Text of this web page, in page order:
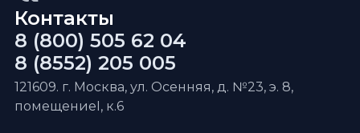
Контакты
8 (800) 505 62 04
8 (8552) 205 005
121609. г. Москва, ул. Осенняя, д. №23, э. 8,
помещениеI, к.6